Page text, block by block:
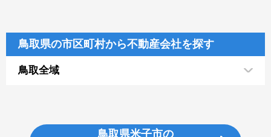
鳥取県の市区町村から不動産会社を探す
鳥取全域
鳥取県米子市の